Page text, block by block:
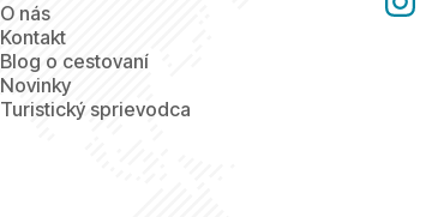
O nás
Kontakt
Blog o cestovaní
Novinky
Turistický sprievodca